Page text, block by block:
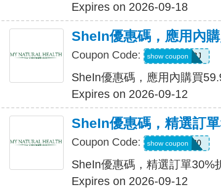
Expires on 2026-09-18
SheIn優惠碼，應用內
Coupon Code: VJTWP3J
show coupon
SheIn優惠碼，應用內購買
Expires on 2026-09-12
SheIn優惠碼，精選訂
Coupon Code: AFFCOS30
show coupon
SheIn優惠碼，精選訂單30%
Expires on 2026-09-12